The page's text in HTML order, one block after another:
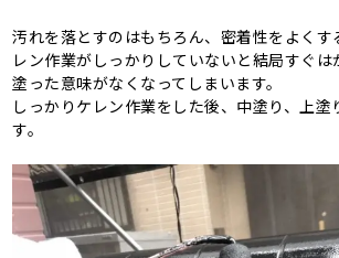
汚れを落とすのはもちろん、密着性をよくす
レン作業がしっかりしていないと結局すぐは
塗った意味がなくなってしまいます。
しっかりケレン作業をした後、中塗り、上塗
す。